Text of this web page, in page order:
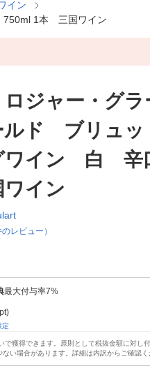
イン
1本 三国ワイン
ジャー・グ
ド ブリュ
ワイン 白
イン
レビュー）
最大付与率7%
定
で獲得できます。原則として税抜金額に対し
い場合があります。詳細は内訳からご確認く